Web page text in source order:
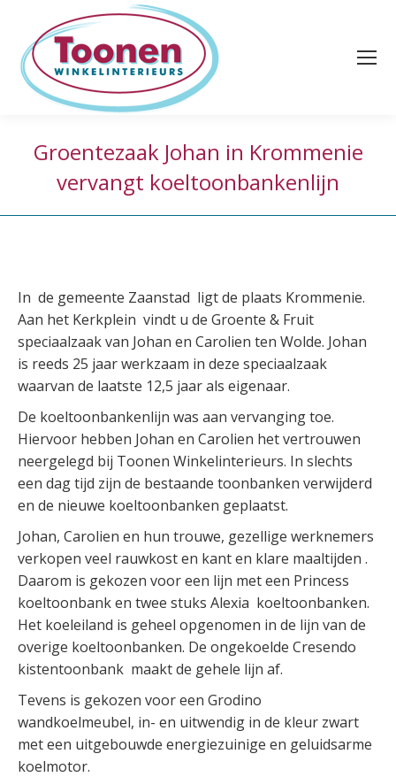
Groentezaak Johan in Krommenie
vervangt koeltoonbankenlijn
In de gemeente Zaanstad ligt de plaats Krommenie.
Aan het Kerkplein vindt u de Groente & Fruit
speciaalzaak van Johan en Carolien ten Wolde. Johan
is reeds 25 jaar werkzaam in deze speciaalzaak
waarvan de laatste 12,5 jaar als eigenaar.
De koeltoonbankenlijn was aan vervanging toe.
Hiervoor hebben Johan en Carolien het vertrouwen
neergelegd bij Toonen Winkelinterieurs. In slechts
een dag tijd zijn de bestaande toonbanken verwijderd
en de nieuwe koeltoonbanken geplaatst.
Johan, Carolien en hun trouwe, gezellige werknemers
verkopen veel rauwkost en kant en klare maaltijden .
Daarom is gekozen voor een lijn met een Princess
koeltoonbank en twee stuks Alexia koeltoonbanken.
Het koeleiland is geheel opgenomen in de lijn van de
overige koeltoonbanken. De ongekoelde Cresendo
kistentoonbank maakt de gehele lijn af.
Tevens is gekozen voor een Grodino
wandkoelmeubel, in- en uitwendig in de kleur zwart
met een uitgebouwde energiezuinige en geluidsarme
koelmotor.